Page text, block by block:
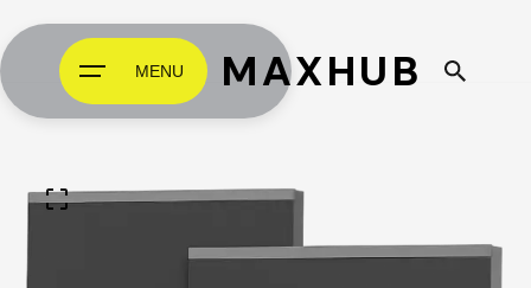
MENU MAXHUB